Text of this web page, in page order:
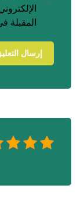
المقبلة